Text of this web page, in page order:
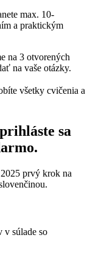
max. 10-
a praktickým
na 3 otvorených
na vaše otázky.
všetky cvičenia a
sa
prvý krok na
v súlade so